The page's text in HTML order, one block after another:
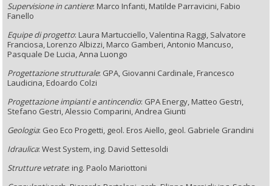
Supervisione in cantiere: Marco Infanti, Matilde Parravicini, Fabio
Fanello
Equipe di progetto: Laura Martucciello, Valentina Raggi, Salvatore
Franciosa, Lorenzo Albizzi, Marco Gamberi, Antonio Mancuso,
Pasquale De Lucia, Anna Luongo
Progettazione strutturale: GPA, Giovanni Cardinale, Francesco
Laudicina, Edoardo Colzi
Progettazione impianti e antincendio: GPA Energy, Matteo Gestri,
Stefano Gestri, Alessio Comparini, Andrea Giunti
Geologia: Geo Eco Progetti, geol. Eros Aiello, geol. Gabriele Grandini
Idraulica: West System, ing. David Settesoldi
Strutture vetrate: ing. Paolo Mariottoni